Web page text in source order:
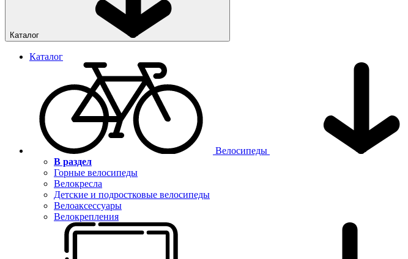
Каталог
Каталог
Велосипеды
В раздел
Горные велосипеды
Велокресла
Детские и подростковые велосипеды
Велоаксессуары
Велокрепления